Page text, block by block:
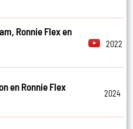
Ronnie Flex en
2022
en Ronnie Flex
2024